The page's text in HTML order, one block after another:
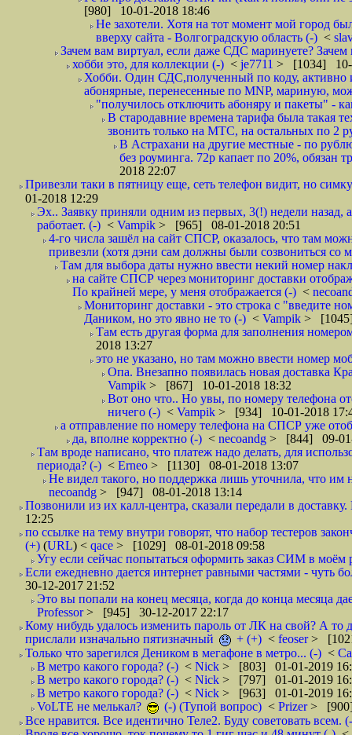
[980] 10-01-2018 18:46
Не захотели. Хотя на тот момент мой город
вверху сайта - Волгоградскую область (-) <
Зачем вам виртуал, если даже СДС маринуете?
хобби это, для коллекции (-) < je7711 > [1034] 10-
Хобби. Один СДС,полученный по коду, активно
абонярные, перенесенные по MNP, мариную,
"получилось отключить абоняру и пакеты" -
В стародавние времена тарифа была такая
звонить только на МТС, на остальных по 2
В Астрахани на другие местные - по
без роуминга. 72р капает по 20%, обязан
2018 22:07
Привезли таки в пятницу еще, сеть телефон видит, но
01-2018 12:29
Эх.. Заявку приняли одним из первых, 3(!) недели назад,
работает. (-) < Vampik > [965] 08-01-2018 20:51
4-го числа зашёл на сайт СПСР, оказалось, что там
привезли (хотя дэни сам должны были созвониться со
Там для выбора даты нужно ввести некий номер
на сайте СПСР через мониторинг доставки
По крайней мере, у меня отображается (-) <
Мониторинг доставки - это строка с "введите
Даником, но это явно не то (-) < Vampik >
Там есть другая форма для заполнения
2018 13:27
это не указано, но там можно ввести номер
Опа. Внезапно появилась новая доставка
Vampik > [867] 10-01-2018 18:32
Вот оно что.. Но увы, по номеру телефона
ничего (-) < Vampik > [934] 10-01-2018
а отправление по номеру телефона на СПСР уже
да, вполне корректно (-) < necoandg > [844] 09-01-
Там вроде написано, что платеж надо делать, для
периода? (-) < Erneo > [1130] 08-01-2018 13:07
Не видел такого, но поддержка лишь уточнила, что
necoandg > [947] 08-01-2018 13:14
Позвонили из их калл-центра, сказали передали в
12:25
по ссылке на тему внутри говорят, что набор тестеров
(+) (URL) < qace > [1029] 08-01-2018 09:58
Угу если сейчас попытаться оформить заказ СИМ в моём
Если ежедневно дается интернет равными частями - чуть
30-12-2017 21:52
Это вы попали на конец месяца, когда до конца месяца
Professor> [945] 30-12-2017 22:17
Кому нибудь удалось изменить пароль от ЛК на свой? А то
прислали изначально пятизначный
+ (+) < feoser>
Только что зарегился Деником в мегафоне в метро... (-) <
В метро какого города? (-) < Nick > [803] 01-01-2019
В метро какого города? (-) < Nick > [797] 01-01-2019
В метро какого города? (-) < Nick > [963] 01-01-2019
VoLTE не мелькал?
(-) (Тупой вопрос) < Prizer>
Все нравится. Все идентично Теле2. Буду советовать всем.